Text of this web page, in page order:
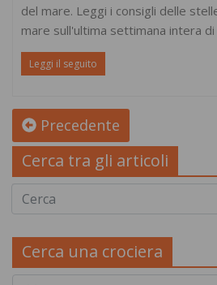
del mare. Leggi i consigli delle
mare sull'ultima settimana intera di
Leggi il seguito
Precedente
Cerca tra gli articoli
Cerca una crociera